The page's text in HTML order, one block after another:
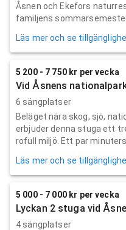
Åsnen och Ekefors
familjens sommarsemester
Läs mer och se
5 200 - 7 750 kr per vecka
Vid Åsnens
6 sängplatser
Beläget nära skog, sjö,
erbjuder denna stuga ett
rofull miljö. Ett par minuters
Läs mer och se
5 000 - 7 000 kr per vecka
Lyckan 2 stuga vid
4 sängplatser